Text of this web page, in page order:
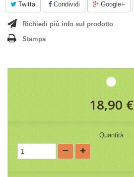
Twitta Condividi Google+
Richiedi più info sul prodotto
Stampa
18,90 €
Quantità